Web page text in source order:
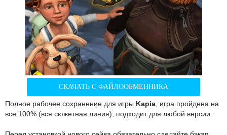
СКАЧАТЬ С ФАЙЛООБМЕННИКА
Полное рабочее сохранение для игры Kapia , игра пройдена на
все 100% (вся сюжетная линия), подходит для любой версии.